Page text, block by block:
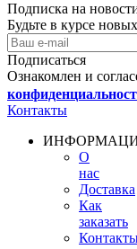
Подписка на
Будьте в курсе
Подписаться
Ознакомлен и
Контакты
О
нас
Доставка
Как
заказать